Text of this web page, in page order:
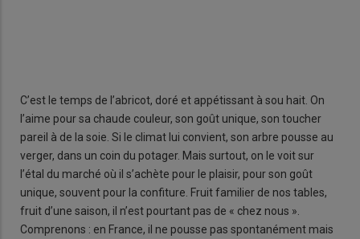
C’est le temps de l’abricot, doré et appétissant à sou hait. On
l’aime pour sa chaude couleur, son goût unique, son toucher
pareil à de la soie. Si le climat lui convient, son arbre pousse au
verger, dans un coin du potager. Mais surtout, on le voit sur
l’étal du marché où il s’achète pour le plaisir, pour son goût
unique, souvent pour la confiture. Fruit familier de nos tables,
fruit d’une saison, il n’est pourtant pas de « chez nous ».
Comprenons : en France, il ne pousse pas spontanément mais